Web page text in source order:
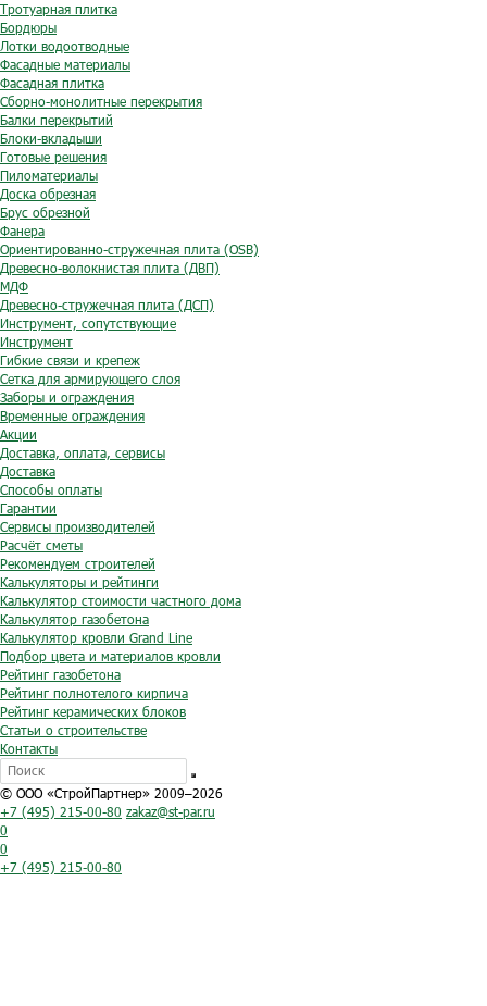
Тротуарная плитка
Бордюры
Лотки водоотводные
Фасадные материалы
Фасадная плитка
Сборно-монолитные перекрытия
Балки перекрытий
Блоки-вкладыши
Готовые решения
Пиломатериалы
Доска обрезная
Брус обрезной
Фанера
Ориентированно-стружечная плита (OSB)
Древесно-волокнистая плита (ДВП)
МДФ
Древесно-стружечная плита (ДСП)
Инструмент, сопутствующие
Инструмент
Гибкие связи и крепеж
Сетка для армирующего слоя
Заборы и ограждения
Временные ограждения
Акции
Доставка, оплата, сервисы
Доставка
Способы оплаты
Гарантии
Сервисы производителей
Расчёт сметы
Рекомендуем строителей
Калькуляторы и рейтинги
Калькулятор стоимости частного дома
Калькулятор газобетона
Калькулятор кровли Grand Line
Подбор цвета и материалов кровли
Рейтинг газобетона
Рейтинг полнотелого кирпича
Рейтинг керамических блоков
Статьи о строительстве
Контакты
© ООО «СтройПартнер» 2009–2026
+7 (495) 215-00-80 zakaz@st-par.ru
0
0
+7 (495) 215-00-80